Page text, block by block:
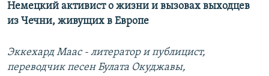
Все сайты РСЕ/РС
Немецкий активист о жизни и вызовах выходцев
из Чечни, живущих в Европе
Эккехард Маас - литератор и публицист,
переводчик песен Булата Окуджавы,